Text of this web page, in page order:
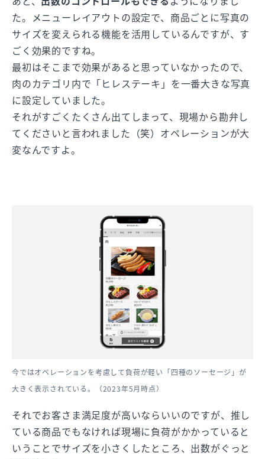
た。メニューレイアウトの設定で、商品ごとに写真の
サイズを変えられる機能を活用しているんですが、す
ごく効果的ですね。
最初はそこまで効果があると思っていなかったので、
肉のカテゴリ内で「ヒレステーキ」を一番大きな写真
に設定していました。
それがすごくたくさん出てしまって、現場から勘弁し
てくださいと言われました（笑）オペレーションが大
変なんですよ。
今ではオペレーションを考慮して負荷が軽い「四種のソーセージ」が
大きく表示されている。（2023年5月時点）
それでお客さま満足度が高いならいいのですが、推し
ている商品でもなければ現場に負荷がかかっていると
いうことでサイズを小さくしたところ、出数がぐっと